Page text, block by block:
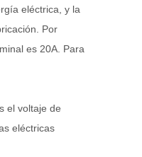
eléctrica, y la
Por
es 20A. Para
el voltaje de
eléctricas